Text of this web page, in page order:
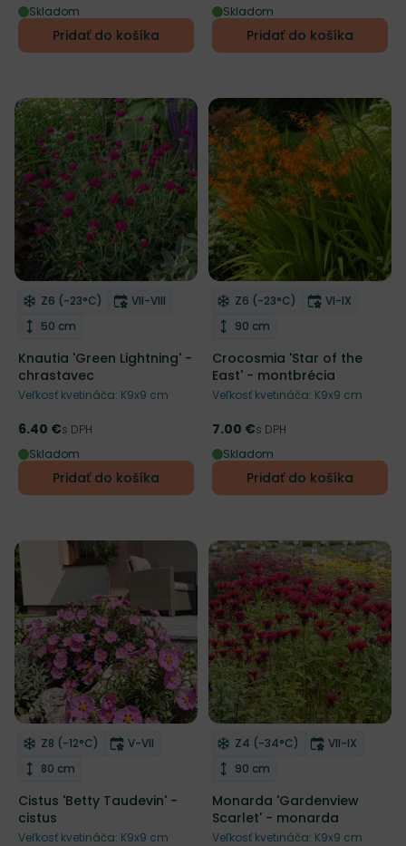
Skladom
Pridať do košíka
Skladom
Pridať do košíka
NOVINKA
Odober do zoznamu želaní
Mrazuvzdornosť
Z6 (-23°C) Doba kvitnutia
VII-VIII
Výška rastliny
50 cm
Knautia 'Green Lightning' -
chrastavec
Veľkosť kvetináča: K9x9 cm
Cena
6.40 €s DPH
Skladom
Pridať do košíka
NOVINKA
Odober do zoznamu želaní
Mrazuvzdornosť
Z6 (-23°C) Doba
VI-IX
Výška rastliny
90 cm
Crocosmia 'Star of the
East' - montbrécia
Veľkosť kvetináča: K9x9 cm
Cena
7.00 €s DPH
Skladom
Pridať do košíka
Odober do zoznamu želaní
Mrazuvzdornosť
Z8 (-12°C) Doba kvitnutia
V-VII
Výška rastliny
80 cm
Cistus 'Betty Taudevin' -
cistus
Veľkosť kvetináča: K9x9 cm
NOVINKA
Odober do zoznamu želaní
Mrazuvzdornosť
Z4 (-34°C) Doba
VII-IX
Výška rastliny
90 cm
Monarda 'Gardenview
Scarlet' - monarda
Veľkosť kvetináča: K9x9 cm